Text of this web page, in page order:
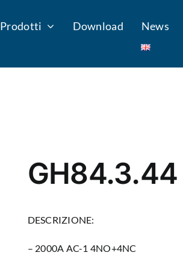
Prodotti Download News
GH84.3.44
DESCRIZIONE:
– 2000A AC-1 4NO+4NC